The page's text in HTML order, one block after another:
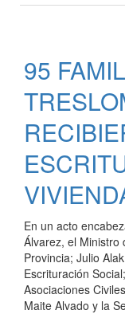
95
En un acto
Álvarez, el Ministro
Provincia; Julio
Escrituración
Asociaciones
Maite Alvado y la